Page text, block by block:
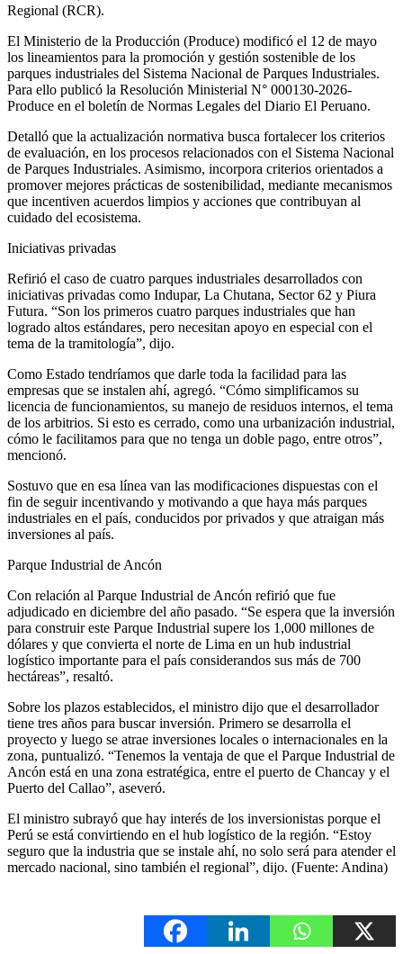
Regional (RCR).
El Ministerio de la Producción (Produce) modificó el 12 de mayo
los lineamientos para la promoción y gestión sostenible de los
parques industriales del Sistema Nacional de Parques Industriales.
Para ello publicó la Resolución Ministerial N° 000130-2026-
Produce en el boletín de Normas Legales del Diario El Peruano.
Detalló que la actualización normativa busca fortalecer los criterios
de evaluación, en los procesos relacionados con el Sistema Nacional
de Parques Industriales. Asimismo, incorpora criterios orientados a
promover mejores prácticas de sostenibilidad, mediante mecanismos
que incentiven acuerdos limpios y acciones que contribuyan al
cuidado del ecosistema.
Iniciativas privadas
Refirió el caso de cuatro parques industriales desarrollados con
iniciativas privadas como Indupar, La Chutana, Sector 62 y Piura
Futura. “Son los primeros cuatro parques industriales que han
logrado altos estándares, pero necesitan apoyo en especial con el
tema de la tramitología”, dijo.
Como Estado tendríamos que darle toda la facilidad para las
empresas que se instalen ahí, agregó. “Cómo simplificamos su
licencia de funcionamientos, su manejo de residuos internos, el tema
de los arbitrios. Si esto es cerrado, como una urbanización industrial,
cómo le facilitamos para que no tenga un doble pago, entre otros”,
mencionó.
Sostuvo que en esa línea van las modificaciones dispuestas con el
fin de seguir incentivando y motivando a que haya más parques
industriales en el país, conducidos por privados y que atraigan más
inversiones al país.
Parque Industrial de Ancón
Con relación al Parque Industrial de Ancón refirió que fue
adjudicado en diciembre del año pasado. “Se espera que la inversión
para construir este Parque Industrial supere los 1,000 millones de
dólares y que convierta el norte de Lima en un hub industrial
logístico importante para el país considerandos sus más de 700
hectáreas”, resaltó.
Sobre los plazos establecidos, el ministro dijo que el desarrollador
tiene tres años para buscar inversión. Primero se desarrolla el
proyecto y luego se atrae inversiones locales o internacionales en la
zona, puntualizó. “Tenemos la ventaja de que el Parque Industrial de
Ancón está en una zona estratégica, entre el puerto de Chancay y el
Puerto del Callao”, aseveró.
El ministro subrayó que hay interés de los inversionistas porque el
Perú se está convirtiendo en el hub logístico de la región. “Estoy
seguro que la industria que se instale ahí, no solo será para atender el
mercado nacional, sino también el regional”, dijo. (Fuente: Andina)